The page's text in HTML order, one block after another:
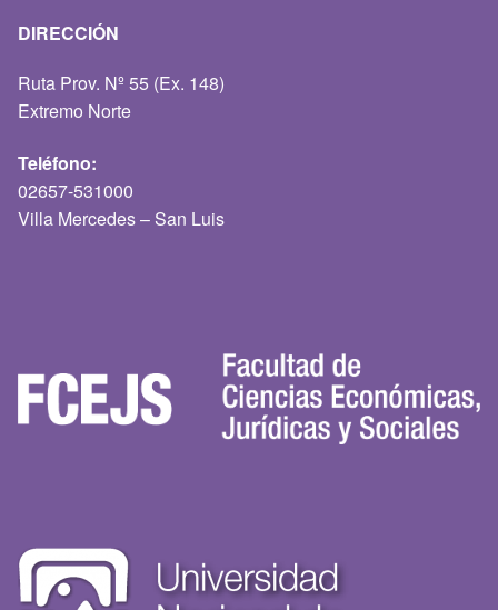
DIRECCIÓN
Ruta Prov. Nº 55 (Ex. 148)
Extremo Norte
Teléfono:
02657-531000
Villa Mercedes – San Luis